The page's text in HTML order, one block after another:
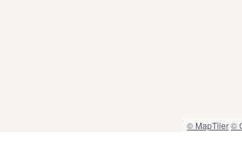
© MapTiler©